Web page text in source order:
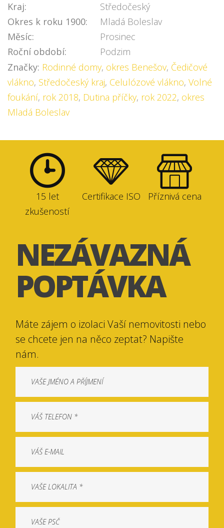
Kraj:
Středočeský
Okres k roku 1900:
Mladá Boleslav
Měsíc:
Prosinec
Roční období:
Podzim
Značky: Rodinné domy, okres Benešov, Čedičové
vlákno, Středočeský kraj, Celulózové vlákno, Volné
foukání, rok 2018, Dutina příčky, rok 2022, okres
Mladá Boleslav
15 let
zkušeností
Certifikace ISO Příznivá cena
NEZÁVAZNÁ
POPTÁVKA
Máte zájem o izolaci Vaší nemovitosti nebo
se chcete jen na něco zeptat? Napište
nám.